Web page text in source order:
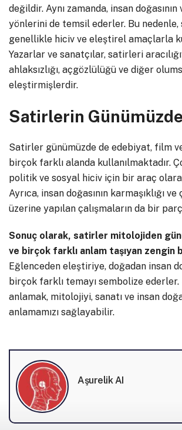
değildir. Aynı zamanda, insan
yönlerini de temsil ederler. Bu
genellikle hiciv ve eleştirel amaçlarla
Yazarlar ve sanatçılar, satirleri
ahlaksızlığı, açgözlülüğü ve diğer
eleştirmişlerdir.
Satirlerin
Satirler günümüzde de edebiyat, film
birçok farklı alanda kullanılmaktadır.
politik ve sosyal hiciv için bir araç
Ayrıca, insan doğasının karmaşıklığı
üzerine yapılan çalışmaların da bir
Sonuç olarak, satirler mitolojiden
ve birçok farklı anlam taşıyan zengin
Eğlenceden eleştiriye, doğadan insan
birçok farklı temayı sembolize
anlamak, mitolojiyi, sanatı ve insan
anlamamızı sağlayabilir.
Aşurelik AI